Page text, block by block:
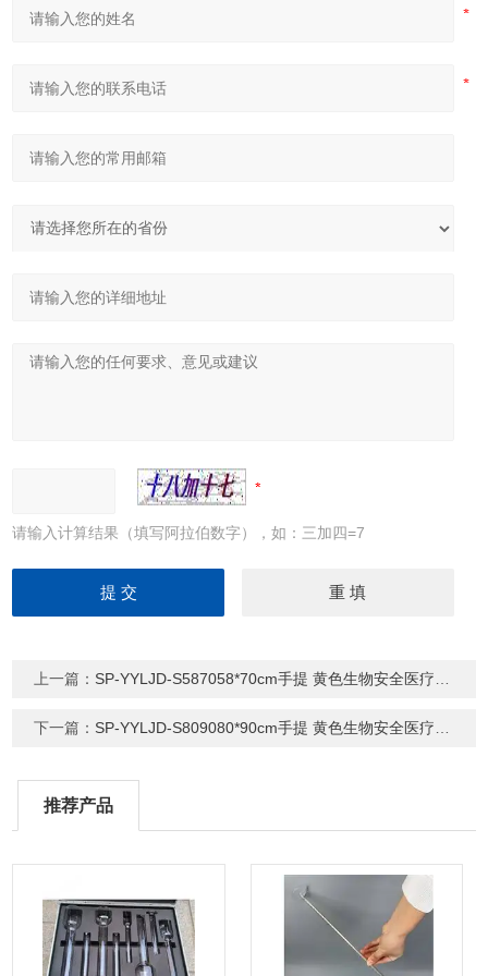
请输入计算结果（填写阿拉伯数字），如：三加四=7
上一篇： SP-YYLJD-S587058*70cm手提 黄色生物安全医疗废物垃圾袋
下一篇： SP-YYLJD-S809080*90cm手提 黄色生物安全医疗废物垃圾袋
推荐产品